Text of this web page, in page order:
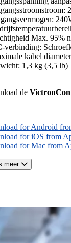
Max. 95%
verbinding:
kabel
1,3 kg (3,5 lb)
de
for Android
for iOS from
for Mac from
meer